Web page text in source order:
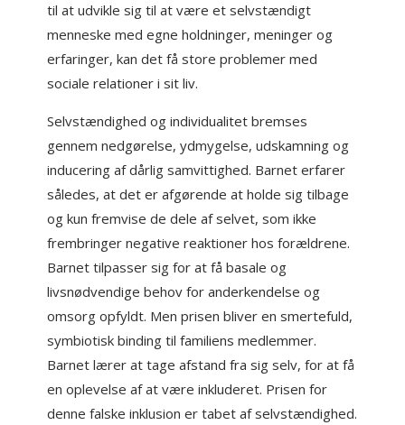
til at udvikle sig til at være et selvstændigt
menneske med egne holdninger, meninger og
erfaringer, kan det få store problemer med
sociale relationer i sit liv.
Selvstændighed og individualitet bremses
gennem nedgørelse, ydmygelse, udskamning og
inducering af dårlig samvittighed. Barnet erfarer
således, at det er afgørende at holde sig tilbage
og kun fremvise de dele af selvet, som ikke
frembringer negative reaktioner hos forældrene.
Barnet tilpasser sig for at få basale og
livsnødvendige behov for anderkendelse og
omsorg opfyldt. Men prisen bliver en smertefuld,
symbiotisk binding til familiens medlemmer.
Barnet lærer at tage afstand fra sig selv, for at få
en oplevelse af at være inkluderet. Prisen for
denne falske inklusion er tabet af selvstændighed.